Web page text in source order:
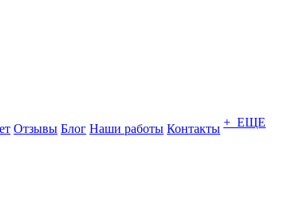
Отзывы Блог Наши работы Контакты + ЕЩЕ